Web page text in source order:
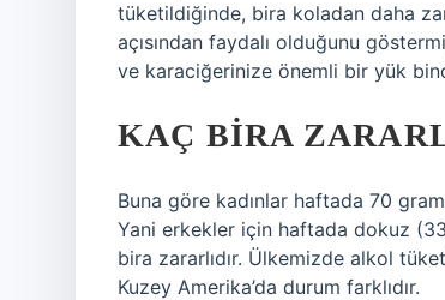
tüketildiğinde, bira koladan daha
açısından faydalı olduğunu
ve karaciğerinize önemli bir yük
KAÇ BIRA
Buna göre kadınlar haftada 70
Yani erkekler için haftada dokuz
bira zararlıdır. Ülkemizde alkol
Kuzey Amerika’da durum farklıdır.